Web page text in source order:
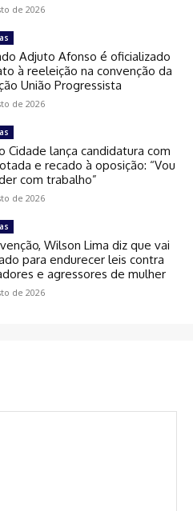
de 2026
Adjuto Afonso é oficializado
à reeleição na convenção da
União Progressista
de 2026
Cidade lança candidatura com
e recado à oposição: “Vou
com trabalho”
de 2026
Wilson Lima diz que vai
para endurecer leis contra
e agressores de mulher
de 2026